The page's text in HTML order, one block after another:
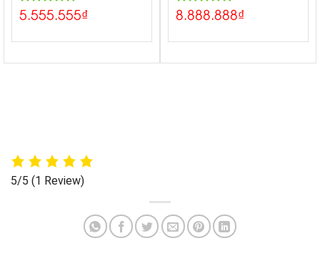
Rated5.00
out of 5
5.555.555₫ Rated5.00
out of 5
8.888.888₫
5/5 (1 Review)